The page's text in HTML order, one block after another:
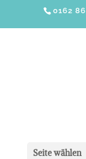
0162
Seite wählen